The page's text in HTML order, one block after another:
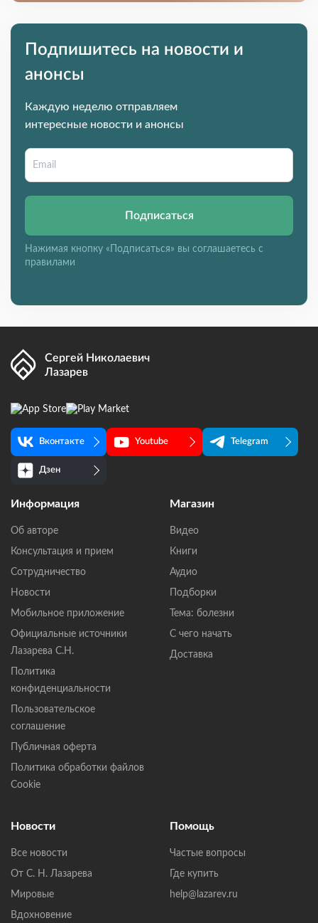
Подпишитесь на новости и
анонсы
Каждую неделю отправляем
интересные новости и анонсы
Подписаться
Нажимая кнопку «Подписаться» вы соглашаетесь с
правилами
Сергей Николаевич
Лазарев
Вконтакте Youtube Telegram
Дзен
Информация
Об авторе
Консультация и прием
Сотрудничество
Новости
Мобильное приложение
Официальные источники
Лазарева С.Н.
Политика
конфиденциальности
Пользовательское
соглашение
Публичная оферта
Политика обработки файлов
Cookie
Магазин
Видео
Книги
Аудио
Подборки
Тема: болезни
С чего начать
Доставка
Новости
Все новости
От С. Н. Лазарева
Мировые
Вдохновение
Помощь
Частые вопросы
Где купить
help@lazarev.ru